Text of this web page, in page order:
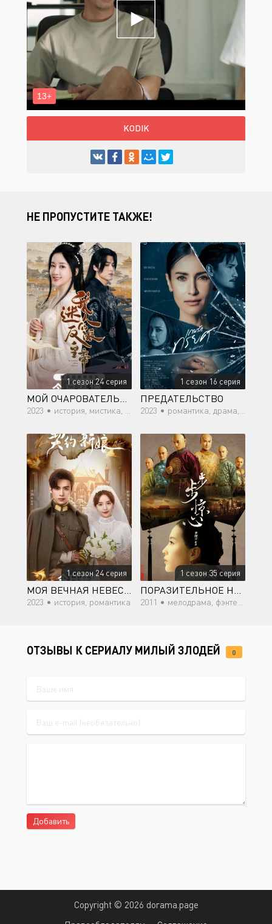
KODIK
НЕ ПРОПУСТИТЕ ТАКЖЕ!
1 сезон 24 серия
МОЙ ОЧАРОВАТЕЛЬНЫЙ ЗЛОДЕЙ-ИМПЕРАТОР
2023 • история, мистика, романтика, фэнтези
1 сезон 16 серия
ПРЕДАТЕЛЬСТВО
2023 • романтика, драма, мелодрама
1 сезон 24 серия
МОЯ ВЕЧНАЯ НЕВЕСТА
2023 • история, романтика
1 сезон 35 серия
ПОРАЗИТЕЛЬНОЕ НА КАЖДОМ ШАГУ
2011 • мелодрама, фэнтези, история, романтика, драма, политика
ОТЗЫВЫ К СЕРИАЛУ МИЛЫЙ ЗЛОДЕЙ 0
Добавить
Copyright © 2026 dorama.page